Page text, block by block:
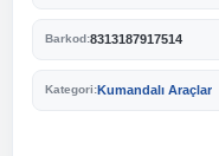
Barkod:8313187917514
Kategori:Kumandalı Araçlar